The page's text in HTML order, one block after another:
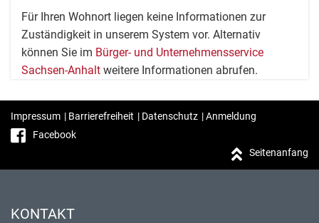
Für Ihren Wohnort liegen keine Informationen zur
Zuständigkeit in unserem System vor. Alternativ
können Sie im Bürger- und Unternehmensservice
Sachsen-Anhalt weitere Informationen abrufen.
Impressum | Barrierefreiheit | Datenschutz |Anmeldung
Facebook
Seitenanfang
KONTAKT